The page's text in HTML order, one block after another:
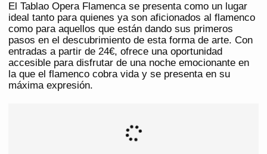
El Tablao Opera Flamenca se presenta como un lugar
ideal tanto para quienes ya son aficionados al flamenco
como para aquellos que están dando sus primeros
pasos en el descubrimiento de esta forma de arte. Con
entradas a partir de 24€, ofrece una oportunidad
accesible para disfrutar de una noche emocionante en
la que el flamenco cobra vida y se presenta en su
máxima expresión.